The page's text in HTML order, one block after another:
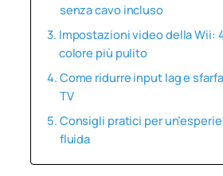
senza cavo incluso
Impostazioni video della Wii:
colore più pulito
Come ridurre input lag e
TV
Consigli pratici per
fluida